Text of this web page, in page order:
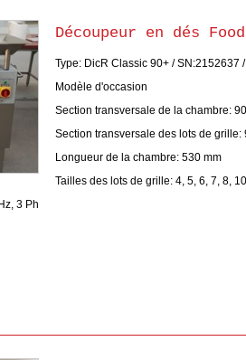
Découpeur en dés
Type: DicR Classic 90+ / SN:2152637
Modèle d'occasion
Section transversale de la chambre:
Section transversale des lots de grille:
Longueur de la chambre: 530 mm
Tailles des lots de grille: 4, 5, 6, 7, 8,
3 Ph